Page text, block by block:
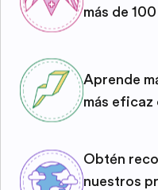
más de
Aprende
más
Obtén
nuestros